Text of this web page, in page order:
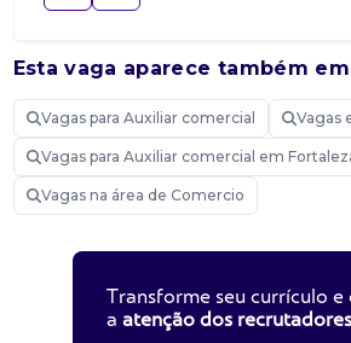
Esta vaga aparece também
Vagas para Auxiliar comercial Vagas
Vagas para Auxiliar comercial em
Vagas na área de Comercio
Transforme seu currículo e
a atenção dos recrutadores